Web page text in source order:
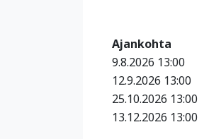
Ajankohta
9.8.2026 13:00
12.9.2026 13:00
25.10.2026 13:00
13.12.2026 13:00